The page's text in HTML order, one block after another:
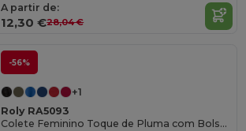
A partir de:
12,30 €28,04 €
-56%
+1
Roly RA5093
Colete Feminino Toque de Pluma com Bolsa de Transporte